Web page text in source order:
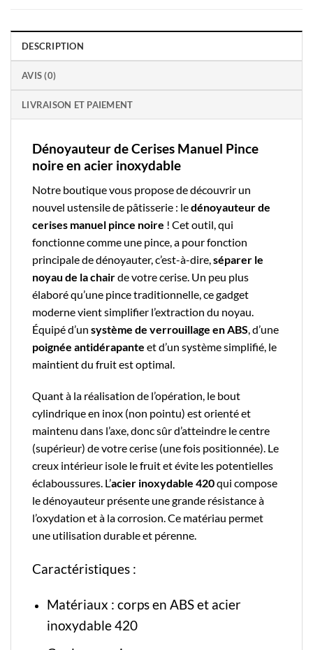
DESCRIPTION
AVIS (0)
LIVRAISON ET PAIEMENT
Dénoyauteur de Cerises Manuel Pince
noire en acier inoxydable
Notre boutiquevous propose de découvrir un
nouvel ustensile de pâtisserie : ledénoyauteur de
cerises manuel pince noire ! Cet outil, qui
fonctionne comme une pince, a pour fonction
principale de dénoyauter, c’est-à-dire, séparer le
noyau de la chairde votre cerise. Un peu plus
élaboré qu’une pince traditionnelle, ce gadget
moderne vient simplifier l’extraction du noyau.
Équipé d’un système de verrouillage en ABS , d’une
poignée antidérapante et d’un système simplifié, le
maintient du fruit est optimal.
Quant à la réalisation de l’opération, le bout
cylindrique en inox (non pointu) est orienté et
maintenu dans l’axe, donc sûr d’atteindre le centre
(supérieur) de votre cerise (une fois positionnée). Le
creux intérieur isole le fruit et évite les potentielles
éclaboussures. L’acier inoxydable 420qui compose
le dénoyauteur présente une grande résistance à
l’oxydation et à la corrosion. Ce matériau permet
une utilisation durable et pérenne.
Caractéristiques :
Matériaux : corps en ABS et acier
inoxydable 420